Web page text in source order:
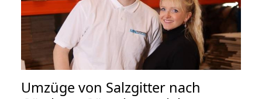
Umzüge von Salzgitter nach